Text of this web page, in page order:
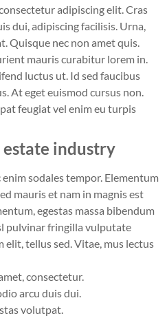
adipiscing elit. Cras
dui, adipiscing facilisis. Urna,
Quisque nec non amet quis.
mauris curabitur lorem in.
luctus ut. Id sed faucibus
At eget euismod cursus non.
feugiat vel enim eu turpis
estate industry
sodales tempor. Elementum
mauris et nam in magnis est
egestas massa bibendum
pulvinar fringilla vulputate
tellus sed. Vitae, mus lectus
consectetur.
arcu duis dui.
volutpat.